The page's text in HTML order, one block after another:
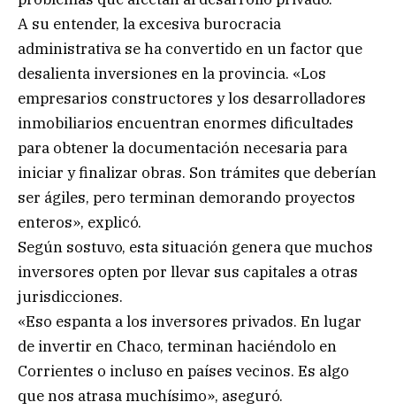
A su entender, la excesiva burocracia
administrativa se ha convertido en un factor que
desalienta inversiones en la provincia. «Los
empresarios constructores y los desarrolladores
inmobiliarios encuentran enormes dificultades
para obtener la documentación necesaria para
iniciar y finalizar obras. Son trámites que deberían
ser ágiles, pero terminan demorando proyectos
enteros», explicó.
Según sostuvo, esta situación genera que muchos
inversores opten por llevar sus capitales a otras
jurisdicciones.
«Eso espanta a los inversores privados. En lugar
de invertir en Chaco, terminan haciéndolo en
Corrientes o incluso en países vecinos. Es algo
que nos atrasa muchísimo», aseguró.